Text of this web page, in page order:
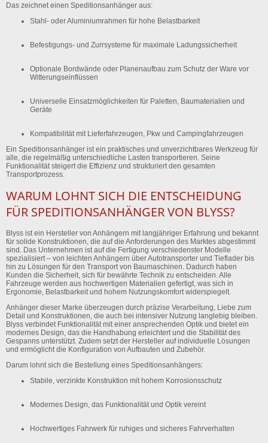
Das zeichnet einen Speditionsanhänger aus:
Stahl- oder Aluminiumrahmen für hohe Belastbarkeit
Befestigungs- und Zurrsysteme für maximale Ladungssicherheit
Optionale Bordwände oder Planenaufbau zum Schutz der Ware vor
Witterungseinflüssen
Universelle Einsatzmöglichkeiten für Paletten, Baumaterialien und
Geräte
Kompatibilitätmit Lieferfahrzeugen, Pkw und Campingfahrzeugen
Ein Speditionsanhänger ist ein praktisches und unverzichtbares Werkzeug für
alle, die regelmäßig unterschiedliche Lasten transportieren. Seine
Funktionalität steigert die Effizienz und strukturiert den gesamten
Transportprozess.
WARUM LOHNT SICH DIE ENTSCHEIDUNG
FÜR SPEDITIONSANHÄNGER VON BLYSS?
Blyss ist ein Hersteller von Anhängern mit langjähriger Erfahrung und bekannt
für solide Konstruktionen, die auf die Anforderungen des Marktes abgestimmt
sind. Das Unternehmen ist auf die Fertigung verschiedenster Modelle
spezialisiert – von leichten Anhängern über Autotransporter und Tieflader bis
hin zu Lösungen für den Transport von Baumaschinen. Dadurch haben
Kunden die Sicherheit, sich für bewährte Technik zu entscheiden. Alle
Fahrzeuge werden aus hochwertigen Materialien gefertigt, was sich in
Ergonomie, Belastbarkeit und hohem Nutzungskomfort widerspiegelt.
Anhänger dieser Marke überzeugen durch präzise Verarbeitung, Liebe zum
Detail und Konstruktionen, die auch bei intensiver Nutzung langlebig bleiben.
Blyss verbindet Funktionalität mit einer ansprechenden Optik und bietet ein
modernes Design, das die Handhabung erleichtert und die Stabilität des
Gespanns unterstützt. Zudem setzt der Hersteller auf individuelle Lösungen
und ermöglicht die Konfiguration von Aufbauten und Zubehör.
Darum lohnt sich die Bestellung eines Speditionsanhängers:
Stabile, verzinkte Konstruktion mit hohem Korrosionsschutz
Modernes Design, das Funktionalität und Optik vereint
Hochwertiges Fahrwerk für ruhiges und sicheres Fahrverhalten